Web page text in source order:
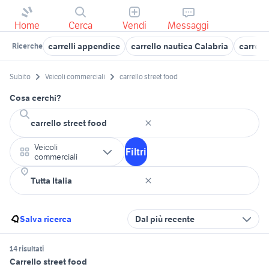
Home Cerca Vendi Messaggi
Ricerche carrelli appendice carrello nautica Calabria
Subito Veicoli commerciali carrello street food
Cosa cerchi?
Veicoli
commerciali
Filtri
Salva ricerca Dal più recente
14 risultati
Carrello street food